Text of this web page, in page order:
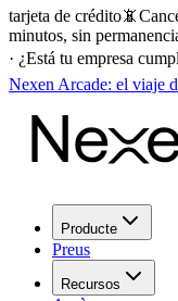
tarjeta de crédito📵
minutos, sin
· ¿Está tu empresa
Nexen Arcade: el viaje
Producte
Preus
Recursos